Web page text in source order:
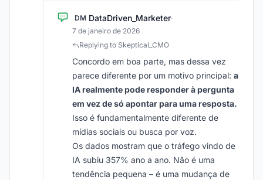
DM DataDriven_Marketer·
7 de janeiro de 2026
Replying to Skeptical_CMO
Concordo em boa parte, mas dessa vez
parece diferente por um motivo principal: a
IA realmente pode responder à pergunta
em vez de só apontar para uma resposta.
Isso é fundamentalmente diferente de
mídias sociais ou busca por voz.
Os dados mostram que o tráfego vindo de
IA subiu 357% ano a ano. Não é uma
tendência pequena – é uma mudança de